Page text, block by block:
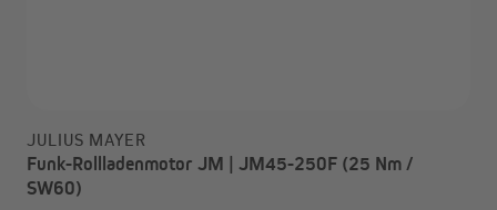
JULIUS MAYER
Funk-Rollladenmotor JM | JM45-250F (25 Nm /
SW60)